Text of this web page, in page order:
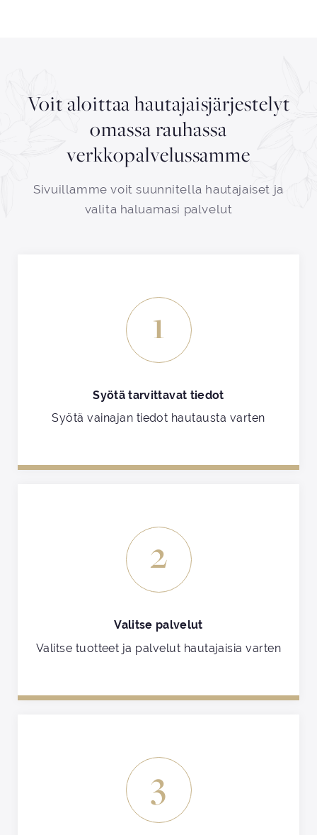
Voit aloittaa hautajaisjärjestelyt
omassa rauhassa
verkkopalvelussamme
Sivuillamme voit suunnitella hautajaiset ja
valita haluamasi palvelut
1
Syötä tarvittavat tiedot
Syötä vainajan tiedot hautausta varten
2
Valitse palvelut
Valitse tuotteet ja palvelut hautajaisia varten
3